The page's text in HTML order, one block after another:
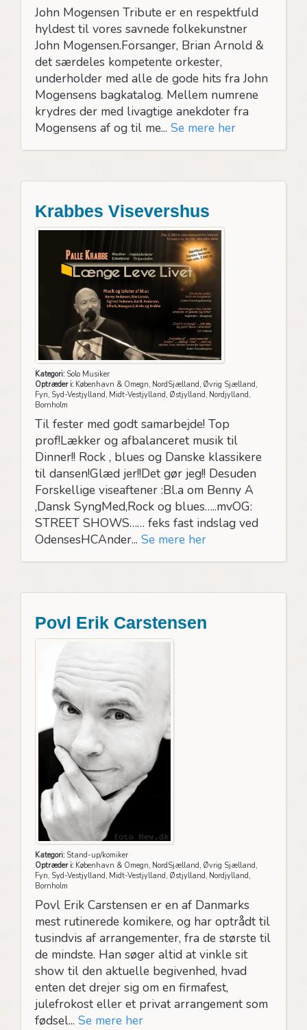
John Mogensen Tribute er en respektfuld
hyldest til vores savnede folkekunstner
John Mogensen.Forsanger, Brian Arnold &
det særdeles kompetente orkester,
underholder med alle de gode hits fra John
Mogensens bagkatalog. Mellem numrene
krydres der med livagtige anekdoter fra
Mogensens af og til me... Se mere her
Krabbes Visevershus
Kategori:Solo Musiker
Optræder i:København & Omegn, NordSjælland, Øvrig Sjælland,
Fyn, Syd-Vestjylland, Midt-Vestjylland, Østjylland, Nordjylland,
Bornholm
Til fester med godt samarbejde! Top
prof!Lækker og afbalanceret musik til
Dinner!! Rock , blues og Danske klassikere
til dansen!Glæd jer!!Det gør jeg!! Desuden
Forskellige viseaftener :Bl.a om Benny A
,Dansk SyngMed,Rock og blues…..mvOG:
STREET SHOWS…… feks fast indslag ved
OdensesHCAnder... Se mere her
Povl Erik Carstensen
Kategori:Stand-up/komiker
Optræder i:København & Omegn, NordSjælland, Øvrig Sjælland,
Fyn, Syd-Vestjylland, Midt-Vestjylland, Østjylland, Nordjylland,
Bornholm
Povl Erik Carstensen er en af Danmarks
mest rutinerede komikere, og har optrådt til
tusindvis af arrangementer, fra de største til
de mindste. Han søger altid at vinkle sit
show til den aktuelle begivenhed, hvad
enten det drejer sig om en firmafest,
julefrokost eller et privat arrangement som
fødsel... Se mere her